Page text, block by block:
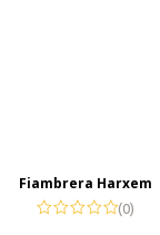
Fiambrera Harxem
(0)